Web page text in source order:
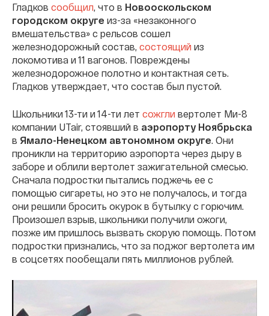
Гладков сообщил, что в Новооскольском
городском округе из-за «незаконного
вмешательства» с рельсов сошел
железнодорожный состав, состоящий из
локомотива и 11 вагонов. Повреждены
железнодорожное полотно и контактная сеть.
Гладков утверждает, что состав был пустой.
Школьники 13-ти и 14-ти лет сожгли вертолет Ми-8
компании UTair, стоявший в аэропорту Ноябрьска
в Ямало-Ненецком автономном округе. Они
проникли на территорию аэропорта через дыру в
заборе и облили вертолет зажигательной смесью.
Сначала подростки пытались поджечь ее с
помощью сигареты, но это не получалось, и тогда
они решили бросить окурок в бутылку с горючим.
Произошел взрыв, школьники получили ожоги,
позже им пришлось вызвать скорую помощь. Потом
подростки признались, что за поджог вертолета им
в соцсетях пообещали пять миллионов рублей.